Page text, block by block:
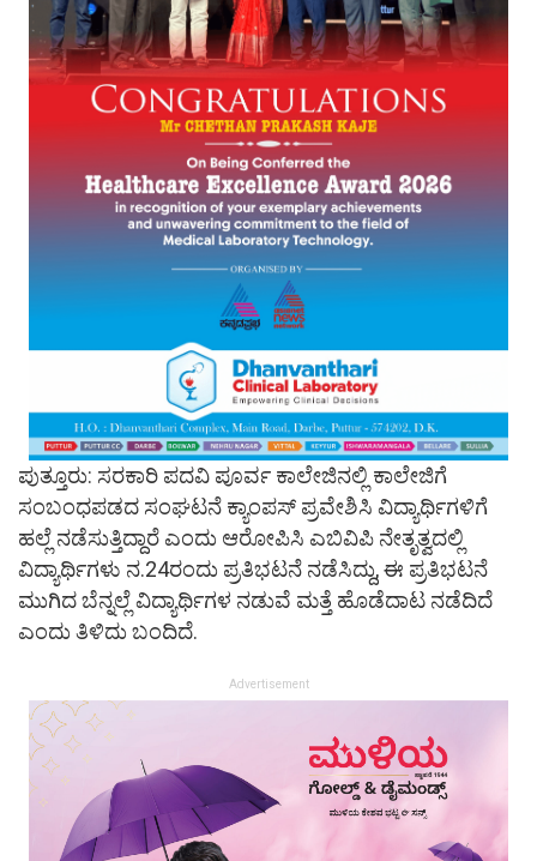
ಪುತ್ತೂರು: ಸರಕಾರಿ ಪದವಿ ಪೂರ್ವ ಕಾಲೇಜಿನಲ್ಲಿ ಕಾಲೇಜಿಗೆ
ಸಂಬಂಧಪಡದ ಸಂಘಟನೆ ಕ್ಯಾಂಪಸ್ ಪ್ರವೇಶಿಸಿ ವಿದ್ಯಾರ್ಥಿಗಳಿಗೆ
ಹಲ್ಲೆ ನಡೆಸುತ್ತಿದ್ದಾರೆ ಎಂದು ಆರೋಪಿಸಿ ಎಬಿವಿಪಿ ನೇತೃತ್ವದಲ್ಲಿ
ವಿದ್ಯಾರ್ಥಿಗಳು ನ.24ರಂದು ಪ್ರತಿಭಟನೆ ನಡೆಸಿದ್ದು, ಈ ಪ್ರತಿಭಟನೆ
ಮುಗಿದ ಬೆನ್ನಲ್ಲೆ ವಿದ್ಯಾರ್ಥಿಗಳ ನಡುವೆ ಮತ್ತೆ ಹೊಡೆದಾಟ ನಡೆದಿದೆ
ಎಂದು ತಿಳಿದು ಬಂದಿದೆ.
Advertisement